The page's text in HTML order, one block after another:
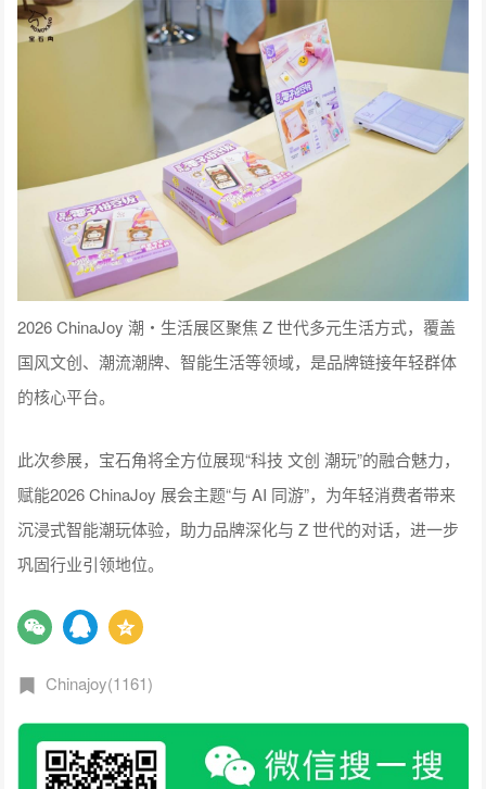
2026 ChinaJoy 潮・生活展区聚焦 Z 世代多元生活方式，覆盖
国风文创、潮流潮牌、智能生活等领域，是品牌链接年轻群体
的核心平台。
此次参展，宝石角将全方位展现“科技 文创 潮玩”的融合魅力，
赋能2026 ChinaJoy 展会主题“与 AI 同游”，为年轻消费者带来
沉浸式智能潮玩体验，助力品牌深化与 Z 世代的对话，进一步
巩固行业引领地位。
Chinajoy(1161)